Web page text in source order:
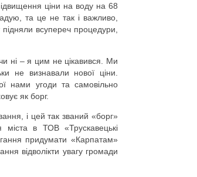
ціни на воду на 68
та це не так і важливо,
всупереч процедури,
ні – я цим не цікавився. Ми
не визнавали нової ціни.
нами угоди та самовільно
як борг.
і цей так званий «борг»
в ТОВ «Трускавецькі
придумати «Карпатам»
відволікти увагу громади